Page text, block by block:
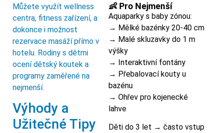
Můžete využít wellness
centra, fitness zařízení, a
dokonce i možnost
rezervace masáží přímo v
hotelu. Rodiny s dětmi
ocení dětský koutek a
programy zaměřené na
nejmenší.
Výhody a
Užitečné Tipy
👶 Pro Nejmenší
Aquaparky s baby zónou:
→ Mělké bazénky 20-40 cm
→ Malé skluzavky do 1 m
výšky
→ Interaktivní fontány
→ Přebalovací kouty u
bazénu
→ Ohřev pro kojenecké
lahve
Děti do 3 let → často vstup